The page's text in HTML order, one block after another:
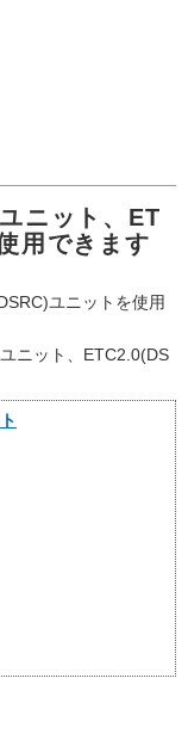
ニット、ET
用できます
ユニットを使用
ニット、ETC2.0(DS